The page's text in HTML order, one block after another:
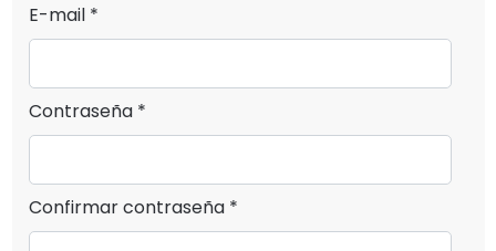
E-mail *
Contraseña *
Confirmar contraseña *